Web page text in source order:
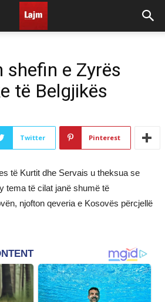
shefin e Zyrës
të Belgjikës
Twitter Pinterest
të Kurtit dhe Servais u theksua se
tema të cilat janë shumë të
njofton qeveria e Kosovës përcjellë